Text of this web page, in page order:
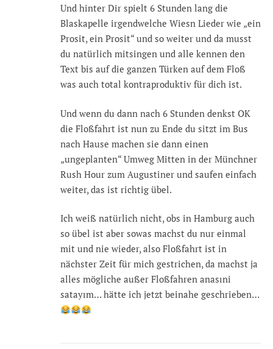
Und hinter Dir spielt 6 Stunden lang die
Blaskapelle irgendwelche Wiesn Lieder wie „ein
Prosit, ein Prosit“ und so weiter und da musst
du natürlich mitsingen und alle kennen den
Text bis auf die ganzen Türken auf dem Floß
was auch total kontraproduktiv für dich ist.
Und wenn du dann nach 6 Stunden denkst OK
die Floßfahrt ist nun zu Ende du sitzt im Bus
nach Hause machen sie dann einen
„ungeplanten“ Umweg Mitten in der Münchner
Rush Hour zum Augustiner und saufen einfach
weiter, das ist richtig übel.
Ich weiß natürlich nicht, obs in Hamburg auch
so übel ist aber sowas machst du nur einmal
mit und nie wieder, also Floßfahrt ist in
nächster Zeit für mich gestrichen, da machst ja
alles mögliche außer Floßfahren anasıni
satayım… hätte ich jetzt beinahe geschrieben…